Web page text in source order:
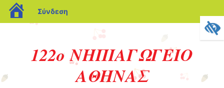
blogs.sch.gr
Σύνδεση
122ο ΝΗΠΙΑΓΩΓΕΙΟ
ΑΘΗΝΑΣ